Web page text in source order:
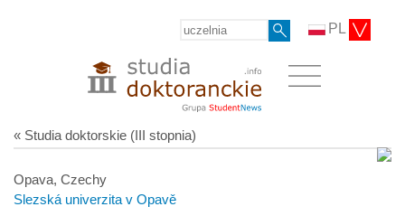
PL
« Studia doktorskie (III stopnia)
Opava, Czechy
Slezská univerzita v Opavě